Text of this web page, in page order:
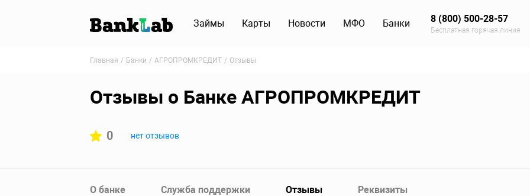
Займы Карты Новости МФО Банки 8 (800) 500-28-57
Бесплатная горячая линия
Главная Банки АГРОПРОМКРЕДИТ Отзывы
Отзывы о Банке АГРОПРОМКРЕДИТ
0 нет отзывов
О банке Служба поддержки Отзывы Реквизиты